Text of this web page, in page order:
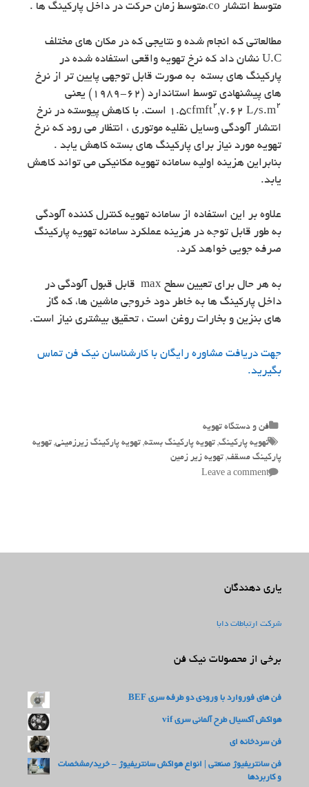
متوسط انتشار co،متوسط زمان حرکت در داخل پارکینگ ها .
مطالعاتی که انجام شده و نتایجی که در مکان های مختلف
U.C نشان داد که نرخ تهویه واقعی استفاده شده در
پارکینگ های بسته به صورت قابل توجهی پایین تر از نرخ
های پیشنهادی توسط استاندارد (۶۲-۱۹۸۹) یعنی
۱.۵cfmft۲,۷.۶۲ L/s.m۲
است. با کاهش پیوسته در نرخ
انتشار آلودگی وسایل نقلیه موتوری ، انتظار می رود که نرخ
تهویه مورد نیاز برای پارکینگ های بسته کاهش یابد .
بنابراین هزینه اولیه سامانه تهویه مکانیکی می تواند کاهش
یابد.
علاوه بر این استفاده از سامانه تهویه کنترل کننده آلودگی
به طور قابل توجه در هزینه عملکرد سامانه تهویه پارکینگ
صرفه جویی خواهد کرد.
به هر حال برای تعیین سطح max قابل قبول آلودگی در
داخل پارکینگ ها به خاطر دود خروجی ماشین ها، که گاز
های بنزین و بخارات روغن است ، تحقیق بیشتری نیاز است.
جهت دریافت مشاوره رایگان با کارشناسان نیک فن تماس
بگیرید.
Categories
فن و دستگاه تهویه
Tags
تهویه پارکینگ, تهویه پارکینگ بسته, تهویه پارکینگ زیرزمینی, تهویه
پارکینگ مسقف, تهویه زیر زمین
Leave a comment
یاری دهندگان
شرکت ارتباطات دابا
برخی از محصولات نیک فن
فن های فوروارد با ورودی دو طرفه سری BEF
هواکش آکسیال طرح آلمانی سری vif
فن سردخانه ای
فن سانتریفیوژ صنعتی | انواع هواکش سانتریفیوژ – خرید/مشخصات
و کاربردها